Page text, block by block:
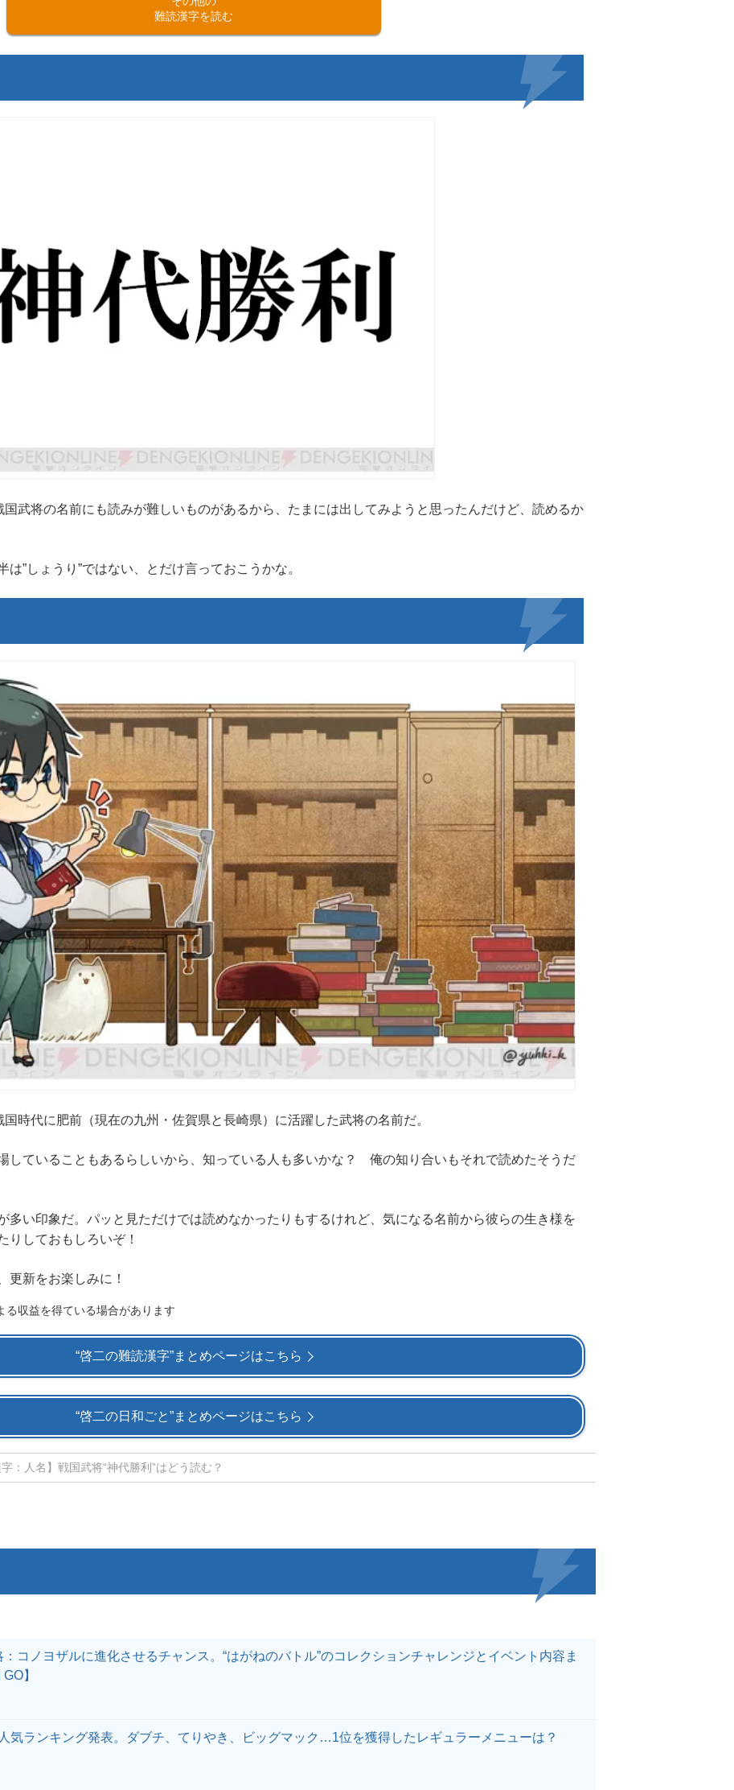
難読漢字を読む
武将の名前にも読みが難しいものがあるから、たまには出してみようと思ったんだけど、読めるか
”しょうり”ではない、とだけ言っておこうかな。
時代に肥前（現在の九州・佐賀県と長崎県）に活躍した武将の名前だ。
していることもあるらしいから、知っている人も多いかな？ 俺の知り合いもそれで読めたそうだ
い印象だ。パッと見ただけでは読めなかったりもするけれど、気になる名前から彼らの生き様を
りしておもしろいぞ！
新をお楽しみに！
る収益を得ている場合があります
“啓二の難読漢字”まとめページはこちら
“啓二の日和ごと”まとめページはこちら
字：人名】戦国武将“神代勝利”はどう読む？
コノヨザルに進化させるチャンス。“はがねのバトル”のコレクションチャレンジとイベント内容ま
】
気ランキング発表。ダブチ、てりやき、ビッグマック…1位を獲得したレギュラーメニューは？